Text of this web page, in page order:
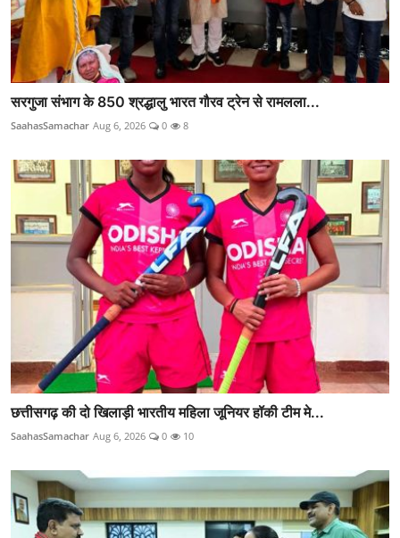
सरगुजा संभाग के 850 श्रद्धालु भारत गौरव ट्रेन से रामलला...
SaahasSamachar Aug 6, 2026 0 8
छत्तीसगढ़ की दो खिलाड़ी भारतीय महिला जूनियर हॉकी टीम मे...
SaahasSamachar Aug 6, 2026 0 10